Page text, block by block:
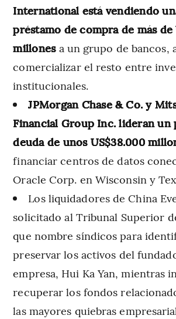
International está vendiendo
préstamo de compra de más de
millones a un grupo de bancos,
comercializar el resto entre
institucionales.
JPMorgan Chase & Co. y
Financial Group Inc. lideran un
deuda de unos US$38.000
financiar centros de datos
Oracle Corp. en Wisconsin y
Los liquidadores de China
solicitado al Tribunal Superior
que nombre síndicos para
preservar los activos del
empresa, Hui Ka Yan, mientras
recuperar los fondos
las mayores quiebras